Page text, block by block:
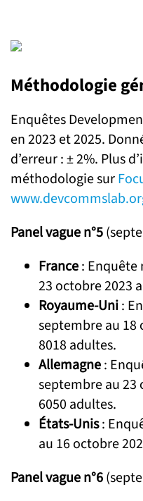
Méthodologie
Enquêtes
en 2023 et 2025.
d’erreur : ± 2%. Plus
méthodologie sur
Panel vague n°5
France: Enquête
23 octobre 2023
Royaume-Uni:
septembre au 18
8018 adultes.
Allemagne:
septembre au 23
6050 adultes.
États-Unis:
au 16 octobre
Panel vague n°6